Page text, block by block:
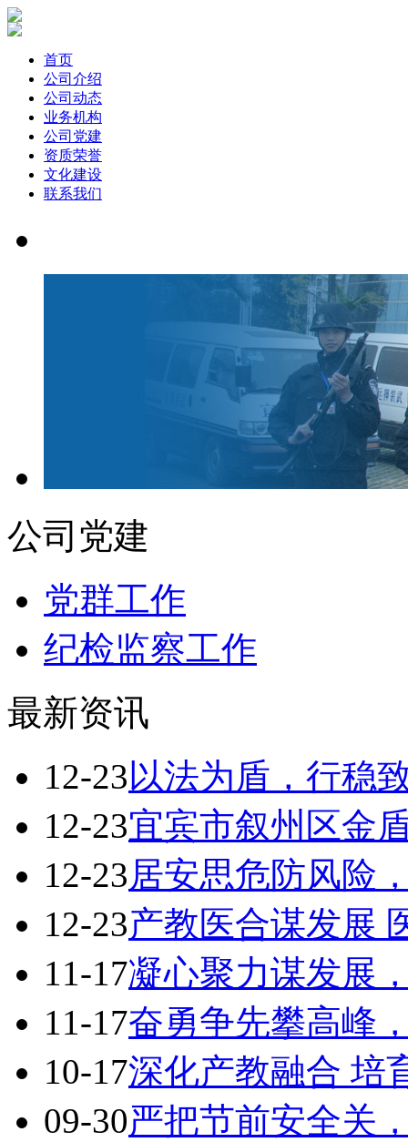
首页
公司介绍
公司动态
业务机构
公司党建
资质荣誉
文化建设
联系我们
公司党建
党群工作
纪检监察工作
最新资讯
12-23以法为盾，行稳
12-23宜宾市叙州区金
12-23居安思危防风险
12-23产教医合谋发展
11-17凝心聚力谋发展
11-17奋勇争先攀高峰
10-17深化产教融合 培
09-30严把节前安全关